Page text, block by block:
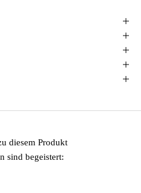
diesem Produkt
sind begeistert: